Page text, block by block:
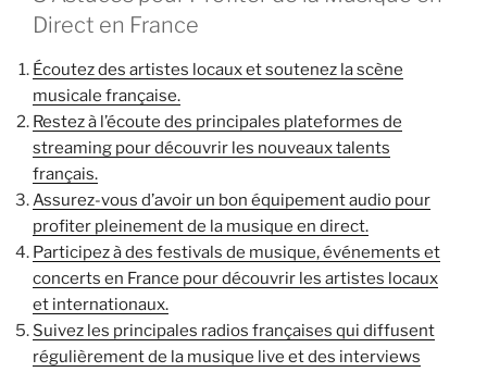
Direct en France
Écoutez des artistes locaux et soutenez la scène
musicale française.
Restez à l’écoute des principales plateformes de
streaming pour découvrir les nouveaux talents
français.
Assurez-vous d’avoir un bon équipement audio pour
profiter pleinement de la musique en direct.
Participez à des festivals de musique, événements et
concerts en France pour découvrir les artistes locaux
et internationaux.
Suivez les principales radios françaises qui diffusent
régulièrement de la musique live et des interviews